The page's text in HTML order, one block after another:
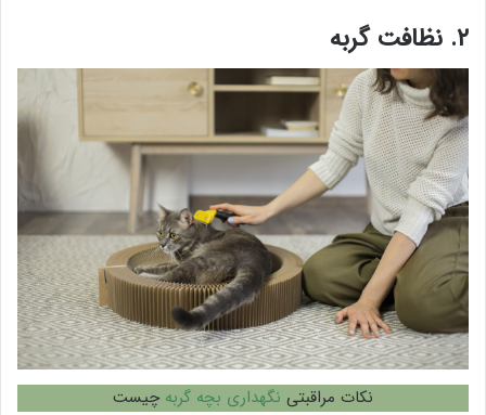
۲. نظافت گربه
نکات مراقبتی نگهداری بچه گربه چیست